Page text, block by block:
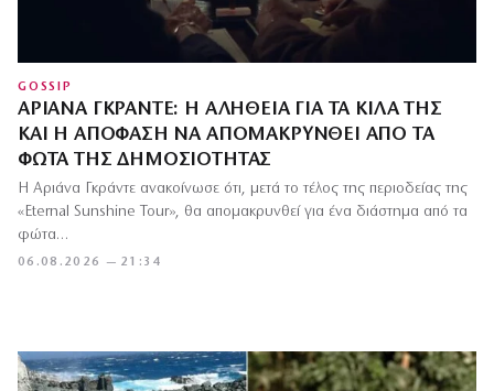
GOSSIP
ΑΡΙΆΝΑ ΓΚΡΆΝΤΕ: Η ΑΛΉΘΕΙΑ ΓΙΑ ΤΑ ΚΙΛΆ ΤΗΣ
ΚΑΙ Η ΑΠΌΦΑΣΗ ΝΑ ΑΠΟΜΑΚΡΥΝΘΕΊ ΑΠΌ ΤΑ
ΦΏΤΑ ΤΗΣ ΔΗΜΟΣΙΌΤΗΤΑΣ
06.08.2026 — 21:34
Η Αριάνα Γκράντε ανακοίνωσε ότι, μετά το τέλος της περιοδείας της
«Eternal Sunshine Tour», θα απομακρυνθεί για ένα διάστημα από τα
φώτα…